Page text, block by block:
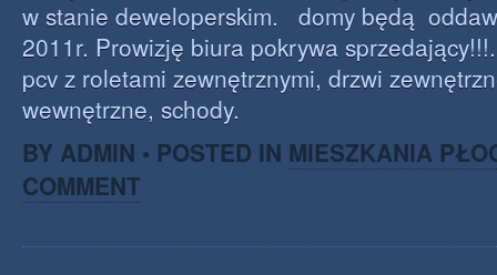
w stanie deweloperskim. domy będą
2011r. Prowizję biura pokrywa
pcv z roletami zewnętrznymi, drzwi
wewnętrzne, schody.
BY ADMIN • POSTED IN MIESZKANIA
COMMENT